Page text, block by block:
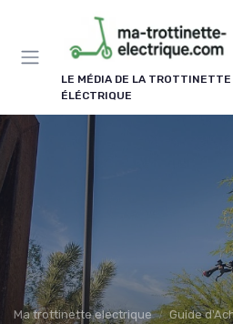
LE MÉDIA DE LA TROTTINETTE
ÉLÉCTRIQUE
Ma trottinette electrique Guide